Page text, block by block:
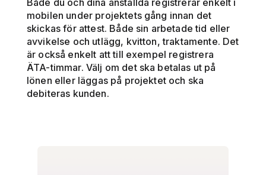
mobilen under projektets gång innan det
skickas för attest. Både sin arbetade tid eller
avvikelse och utlägg, kvitton, traktamente. Det
är också enkelt att till exempel registrera
ÄTA-timmar. Välj om det ska betalas ut på
lönen eller läggas på projektet och ska
debiteras kunden.